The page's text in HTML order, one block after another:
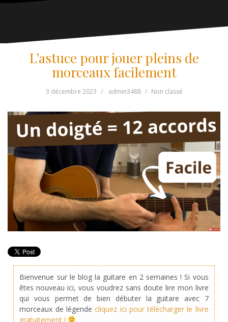
L’astuce pour jouer pleins de
morceaux facilement
3 décembre 2023 admin3488 Non classé
Bienvenue sur le blog la guitare en 2 semaines ! Si vous
êtes nouveau ici, vous voudrez sans doute lire mon livre
qui vous permet de bien débuter la guitare avec 7
morceaux de légendecliquez ici pour télécharger le livre
gratuitement !